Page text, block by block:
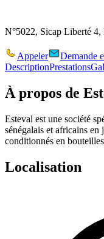
N°5022, Sicap Liberté 4,
Appeler
Demande
DescriptionPrestations
À propos de
Esteval est une société
sénégalais et africains en
conditionnés en
Localisation